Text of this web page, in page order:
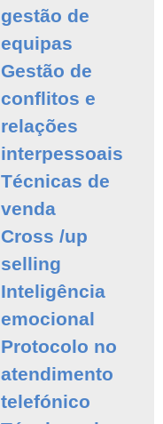
gestão de
equipas
Gestão de
conflitos e
relações
interpessoais
Técnicas de
venda
Cross /up
selling
Inteligência
emocional
Protocolo no
atendimento
telefónico